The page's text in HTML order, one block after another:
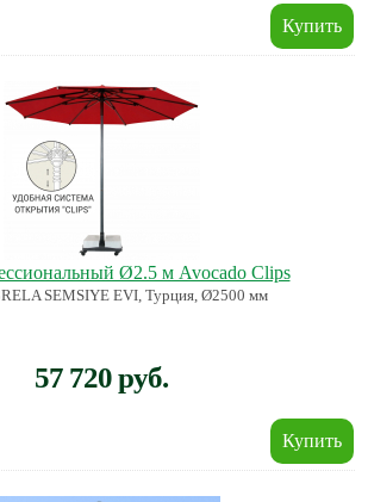
Ø2.5 м Avocado Clips
SEMSIYE EVI, Турция, Ø2500 мм
57 720 руб.